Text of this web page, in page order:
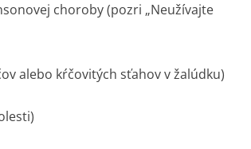
choroby (pozri „Neužívajte
alebo kŕčovitých sťahov v žalúdku)